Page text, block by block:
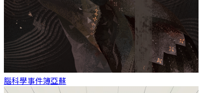
腦科學事件簿亞蘇